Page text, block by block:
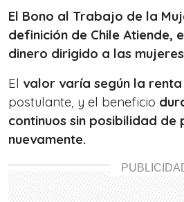
El Bono al Trabajo de la
definición de Chile Atiende,
dinero dirigido a las
El valor varía según la renta
postulante, y el beneficio
continuos sin posibilidad de
nuevamente.